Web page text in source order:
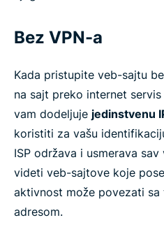
Bez VPN-a
Kada pristupite veb-sajtu
na sajt preko internet
vam dodeljuje jedinstvenu
koristiti za vašu
ISP održava i usmerava
videti veb-sajtove koje
aktivnost može povezati sa
adresom.